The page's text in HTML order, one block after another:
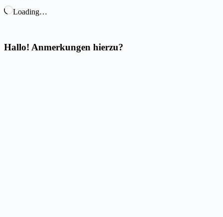
Loading…
Hallo! Anmerkungen hierzu?